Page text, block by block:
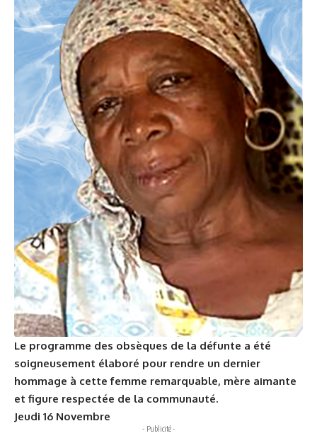
Le programme des obsèques de la défunte a été
soigneusement élaboré pour rendre un dernier
hommage à cette femme remarquable, mère aimante
et figure respectée de la communauté.
Jeudi 16 Novembre
- Publicité -